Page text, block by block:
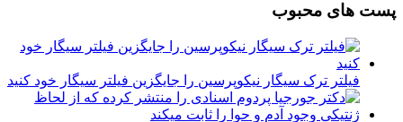
پست های محبوب
فیلتر ترک سیگار نیکوپرسین را جایگزین فیلتر سیگار خود کنید